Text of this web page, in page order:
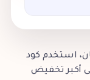
استخدم كود
أكبر تخفيض